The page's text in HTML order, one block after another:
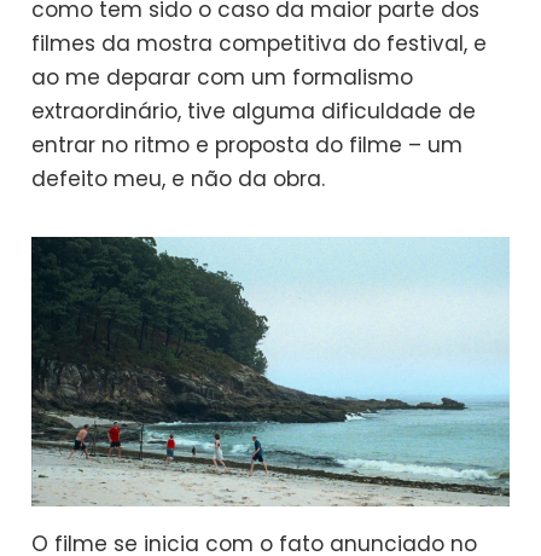
como tem sido o caso da maior parte dos
filmes da mostra competitiva do festival, e
ao me deparar com um formalismo
extraordinário, tive alguma dificuldade de
entrar no ritmo e proposta do filme – um
defeito meu, e não da obra.
O filme se inicia com o fato anunciado no